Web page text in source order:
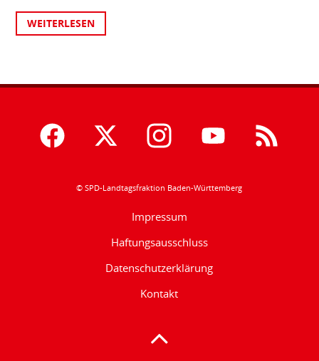
WEITERLESEN
© SPD-Landtagsfraktion Baden-Württemberg
Impressum
Haftungsausschluss
Datenschutzerklärung
Kontakt